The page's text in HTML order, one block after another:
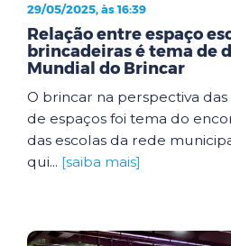
29/05/2025, às 16:39
Relação entre espaço
brincadeiras é tema de
Mundial do Brincar
O brincar na perspectiva
de espaços foi tema do
das escolas da rede
qui... [saiba mais]